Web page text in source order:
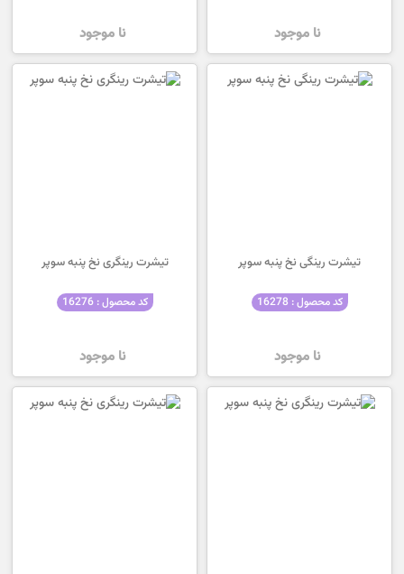
نا موجود نا موجود
تیشرت رینگی نخ پنبه سوپر
کد محصول : 16278
نا موجود
تیشرت رینگری نخ پنبه سوپر
کد محصول : 16276
نا موجود